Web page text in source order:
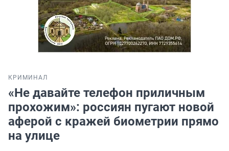
КРИМИНАЛ
«Не давайте телефон приличным
прохожим»: россиян пугают новой
аферой с кражей биометрии прямо
на улице